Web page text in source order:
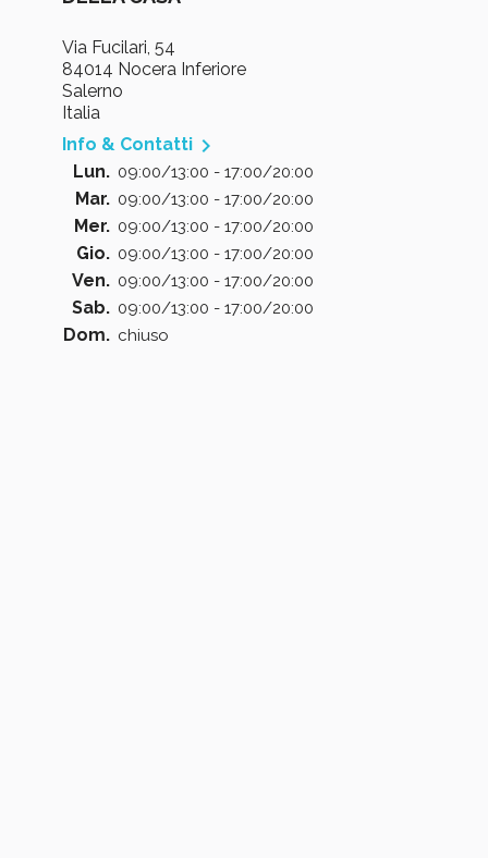
Via Fucilari, 54
84014 Nocera Inferiore
Salerno
Italia
Info & Contatti 
Lun. 09:00/13:00 - 17:00/20:00
Mar. 09:00/13:00 - 17:00/20:00
Mer. 09:00/13:00 - 17:00/20:00
Gio. 09:00/13:00 - 17:00/20:00
Ven. 09:00/13:00 - 17:00/20:00
Sab. 09:00/13:00 - 17:00/20:00
Dom. chiuso